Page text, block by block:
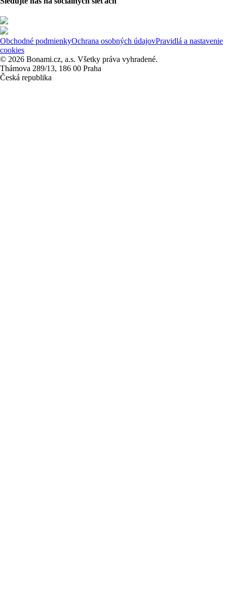
Obchodné podmienkyOchrana osobných údajovPravidlá a nastavenie
cookies
© 2026 Bonami.cz, a.s. Všetky práva vyhradené.
Thámova 289/13, 186 00 Praha
Česká republika